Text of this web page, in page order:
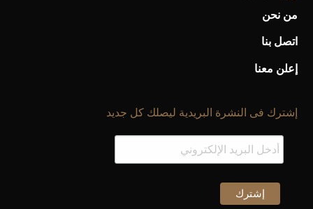
من نحن
اتصل بنا
إعلن معنا
إشترك فى النشرة البريدية ليصلك كل جديد